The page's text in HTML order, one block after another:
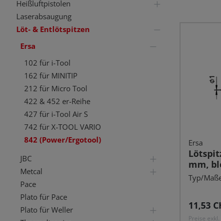
Heißluftpistolen
Laserabsaugung
Löt- & Entlötspitzen
Ersa
102 für i-Tool
162 für MINITIP
212 für Micro Tool
422 & 452 er-Reihe
427 für i-Tool Air S
742 für X-TOOL VARIO
842 (Power/Ergotool)
JBC
Metcal
Pace
Plato für Pace
Plato für Weller
Ersa
mm,
Typ/
11,53
Preise